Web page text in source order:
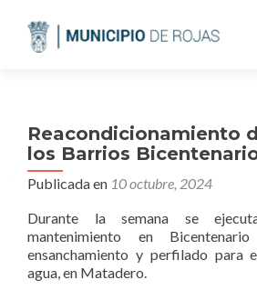
Reacondicionamiento
los Barrios
Publicada en 10 octubre, 2024
Durante la semana se
mantenimiento en
ensanchamiento y perfilado para
agua, en Matadero.